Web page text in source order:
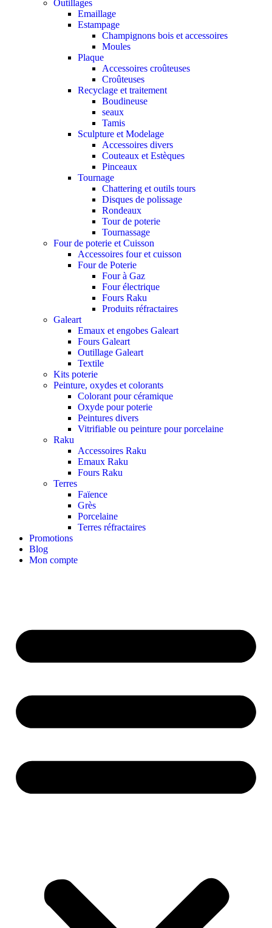
Outillages
Emaillage
Estampage
Champignons bois et accessoires
Moules
Plaque
Accessoires croûteuses
Croûteuses
Recyclage et traitement
Boudineuse
seaux
Tamis
Sculpture et Modelage
Accessoires divers
Couteaux et Estèques
Pinceaux
Tournage
Chattering et outils tours
Disques de polissage
Rondeaux
Tour de poterie
Tournassage
Four de poterie et Cuisson
Accessoires four et cuisson
Four de Poterie
Four à Gaz
Four électrique
Fours Raku
Produits réfractaires
Galeart
Emaux et engobes Galeart
Fours Galeart
Outillage Galeart
Textile
Kits poterie
Peinture, oxydes et colorants
Colorant pour céramique
Oxyde pour poterie
Peintures divers
Vitrifiable ou peinture pour porcelaine
Raku
Accessoires Raku
Emaux Raku
Fours Raku
Terres
Faïence
Grès
Porcelaine
Terres réfractaires
Promotions
Blog
Mon compte